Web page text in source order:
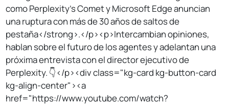
como Perplexity's Comet y Microsoft Edge anuncian
una ruptura con más de 30 años de saltos de
pestaña</strong>.</p><p>Intercambian opiniones,
hablan sobre el futuro de los agentes y adelantan una
próxima entrevista con el director ejecutivo de
Perplexity. 👇</p><div class="kg-card kg-button-card
kg-align-center"><a
href="https://www.youtube.com/watch?